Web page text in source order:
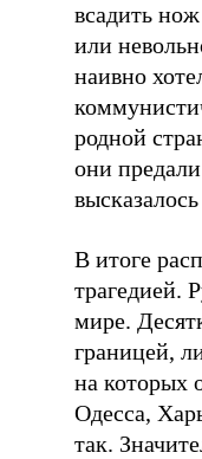
всадить
или
наивно
родной
они
В итоге
трагедией.
мире.
границей,
на которых
Одесса,
так.